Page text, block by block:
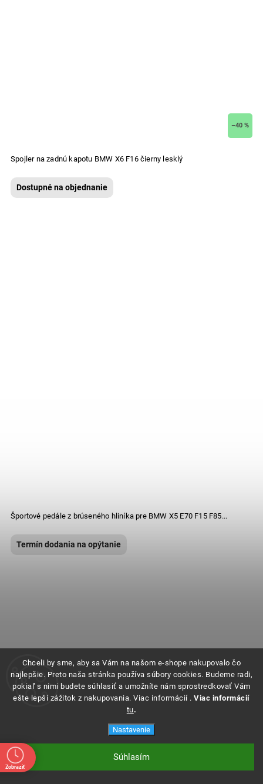
Chceli by sme, aby sa Vám na našom e-shope nakupovalo čo
najlepšie. Preto naša stránka používa súbory cookies. Budeme radi,
pokiaľ s nimi budete súhlasiť a umožníte nám sprostredkovať Vám
ešte lepší zážitok z nakupovania. Viac informácií .Viac informácií
tu.
Nastavenie
Súhlasím
–40 %
Spojler na zadnú kapotu BMW X6 F16 čierny lesklý
Dostupné na objednanie
Športové pedále z brúseného hliníka pre BMW X5 E70 F15 F85...
Termín dodania na opýtanie
Zobraziť